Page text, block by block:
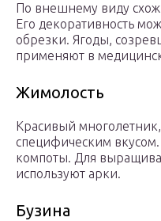
По внешнему виду
Его декоративность
обрезки. Ягоды,
применяют в
Жимолость
Красивый
специфическим вкусом.
компоты. Для
используют арки.
Бузина